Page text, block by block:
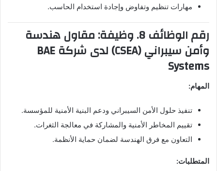
مهارات تنظيم وتفاوض وإجادة استخدام الحاسب.
رقم الوظائف 8. وظيفة: مقاول هندسة
وأمن سيبراني (CSEA) لدى شركة BAE
Systems
المهام:
تنفيذ حلول الأمن السيبراني ودعم البنية الأمنية للمؤسسة.
تقييم المخاطر الأمنية والمشاركة في معالجة الثغرات.
التعاون مع فرق الهندسة لضمان حماية الأنظمة.
المتطلبات: